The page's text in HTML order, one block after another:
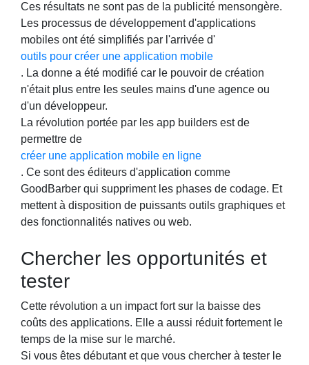
Ces résultats ne sont pas de la publicité mensongère.
Les processus de développement d'applications
mobiles ont été simplifiés par l'arrivée d'
outils pour créer une application mobile
. La donne a été modifié car le pouvoir de création
n'était plus entre les seules mains d'une agence ou
d'un développeur.
La révolution portée par les app builders est de
permettre de
créer une application mobile en ligne
. Ce sont des éditeurs d'application comme
GoodBarber qui suppriment les phases de codage. Et
mettent à disposition de puissants outils graphiques et
des fonctionnalités natives ou web.
Chercher les opportunités et
tester
Cette révolution a un impact fort sur la baisse des
coûts des applications. Elle a aussi réduit fortement le
temps de la mise sur le marché.
Si vous êtes débutant et que vous chercher à tester le